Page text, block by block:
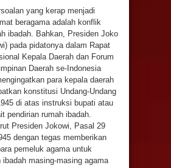
yang kerap menjadi
beragama adalah konflik
ibadah. Bahkan, Presiden Joko
pada pidatonya dalam Rapat
Kepala Daerah dan Forum
Daerah se-Indonesia
para kepala daerah
konstitusi Undang-Undang
di atas instruksi bupati atau
pendirian rumah ibadah.
Presiden Jokowi, Pasal 29
dengan tegas memberikan
pemeluk agama untuk
ibadah masing-masing agama